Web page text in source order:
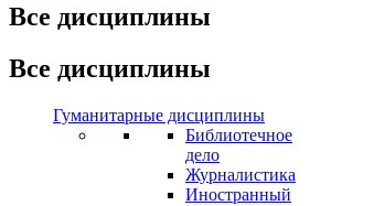
Все дисциплины
Все дисциплины
Гуманитарные дисциплины
Библиотечное
дело
Журналистика
Иностранный